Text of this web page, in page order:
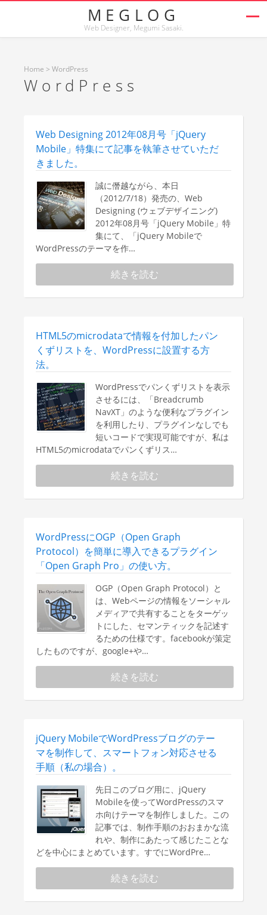
MEGLOG
Web Designer, Megumi Sasaki.
Home > WordPress
WordPress
Web Designing 2012年08月号「jQuery
Mobile」特集にて記事を執筆させていただ
きました。
誠に僭越ながら、本日
（2012/7/18）発売の、Web
Designing (ウェブデザイニング)
2012年08月号「jQuery Mobile」特
集にて、「jQuery Mobileで
WordPressのテーマを作…
続きを読む
HTML5のmicrodataで情報を付加したパン
くずリストを、WordPressに設置する方
法。
WordPressでパンくずリストを表示
させるには、「Breadcrumb
NavXT」のような便利なプラグイン
を利用したり、プラグインなしでも
短いコードで実現可能ですが、私は
HTML5のmicrodataでパンくずリス…
続きを読む
WordPressにOGP（Open Graph
Protocol）を簡単に導入できるプラグイン
「Open Graph Pro」の使い方。
OGP（Open Graph Protocol）と
は、Webページの情報をソーシャル
メディアで共有することをターゲッ
トにした、セマンティックを記述す
るための仕様です。facebookが策定
したものですが、google+や…
続きを読む
jQuery MobileでWordPressブログのテー
マを制作して、スマートフォン対応させる
手順（私の場合）。
先日このブログ用に、jQuery
Mobileを使ってWordPressのスマ
ホ向けテーマを制作しました。この
記事では、制作手順のおおまかな流
れや、制作にあたって感じたことな
どを中心にまとめています。すでにWordPre…
続きを読む